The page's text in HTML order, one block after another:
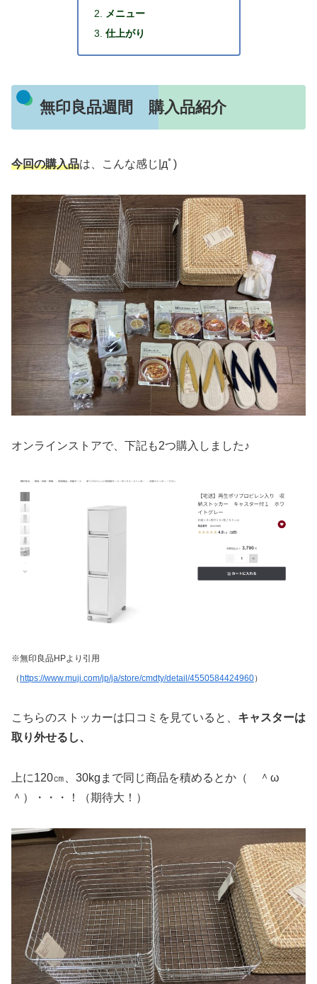
メニュー
仕上がり
無印良品週間 購入品紹介
今回の購入品は、こんな感じ|дﾟ)
オンラインストアで、下記も2つ購入しました♪
※無印良品HPより引用
（ https://www.muji.com/jp/ja/store/cmdty/detail/4550584424960）
こちらのストッカーは口コミを見ていると、 キャスターは
取り外せるし、
上に120㎝、30kgまで同じ商品を積めるとか（ ＾ω
＾）・・・！（期待大！）